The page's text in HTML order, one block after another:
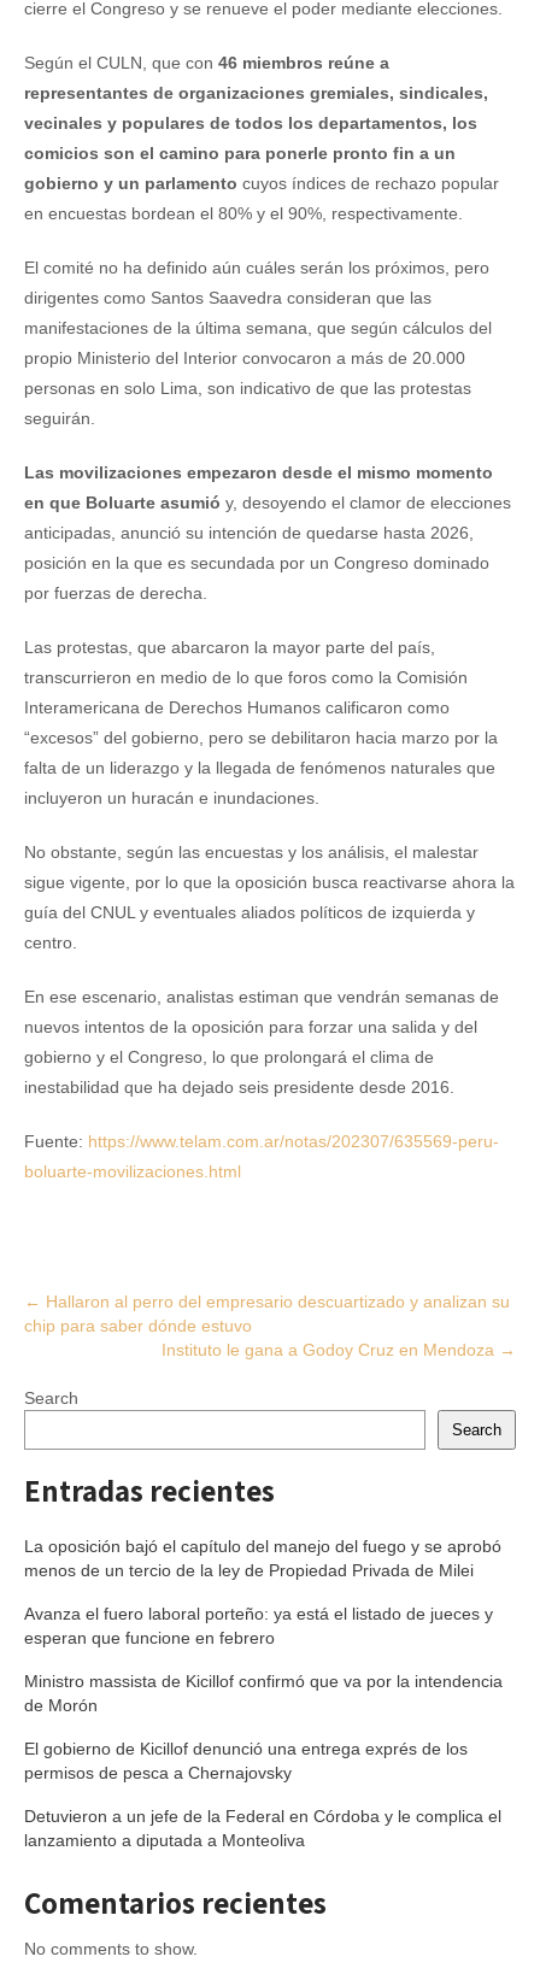
cierre el Congreso y se renueve el poder mediante elecciones.
Según el CULN, que con 46 miembros reúne a
representantes de organizaciones gremiales, sindicales,
vecinales y populares de todos los departamentos, los
comicios son el camino para ponerle pronto fin a un
gobierno y un parlamento cuyos índices de rechazo popular
en encuestas bordean el 80% y el 90%, respectivamente.
El comité no ha definido aún cuáles serán los próximos, pero
dirigentes como Santos Saavedra consideran que las
manifestaciones de la última semana, que según cálculos del
propio Ministerio del Interior convocaron a más de 20.000
personas en solo Lima, son indicativo de que las protestas
seguirán.
Las movilizaciones empezaron desde el mismo momento
en que Boluarte asumió y, desoyendo el clamor de elecciones
anticipadas, anunció su intención de quedarse hasta 2026,
posición en la que es secundada por un Congreso dominado
por fuerzas de derecha.
Las protestas, que abarcaron la mayor parte del país,
transcurrieron en medio de lo que foros como la Comisión
Interamericana de Derechos Humanos calificaron como
“excesos” del gobierno, pero se debilitaron hacia marzo por la
falta de un liderazgo y la llegada de fenómenos naturales que
incluyeron un huracán e inundaciones.
No obstante, según las encuestas y los análisis, el malestar
sigue vigente, por lo que la oposición busca reactivarse ahora la
guía del CNUL y eventuales aliados políticos de izquierda y
centro.
En ese escenario, analistas estiman que vendrán semanas de
nuevos intentos de la oposición para forzar una salida y del
gobierno y el Congreso, lo que prolongará el clima de
inestabilidad que ha dejado seis presidente desde 2016.
Fuente: https://www.telam.com.ar/notas/202307/635569-peru-
boluarte-movilizaciones.html
Post
navigation
← Hallaron al perro del empresario descuartizado y analizan su
chip para saber dónde estuvo
Instituto le gana a Godoy Cruz en Mendoza →
Search
Search
Entradas recientes
La oposición bajó el capítulo del manejo del fuego y se aprobó
menos de un tercio de la ley de Propiedad Privada de Milei
Avanza el fuero laboral porteño: ya está el listado de jueces y
esperan que funcione en febrero
Ministro massista de Kicillof confirmó que va por la intendencia
de Morón
El gobierno de Kicillof denunció una entrega exprés de los
permisos de pesca a Chernajovsky
Detuvieron a un jefe de la Federal en Córdoba y le complica el
lanzamiento a diputada a Monteoliva
Comentarios recientes
No comments to show.